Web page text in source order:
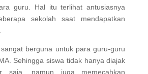
guru. Hal itu terlihat antusiasnya
sekolah saat mendapatkan
berguna untuk para guru-guru
Sehingga siswa tidak hanya diajak
saja, namun juga memecahkan